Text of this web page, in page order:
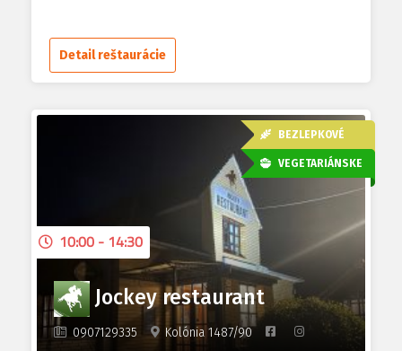
Detail reštaurácie
BEZLEPKOVÉ
VEGETARIÁNSKE
Jockey restaurant
0907129335 Kolónia 1487/90
10:00 - 14:30